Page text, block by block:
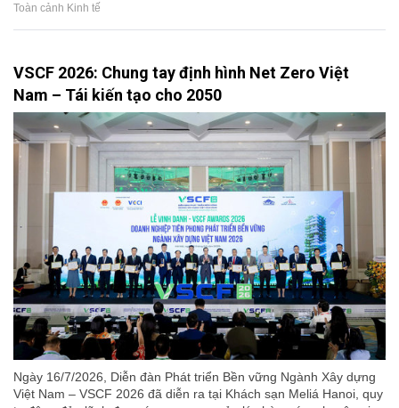
Toàn cảnh Kinh tế
VSCF 2026: Chung tay định hình Net Zero Việt
Nam – Tái kiến tạo cho 2050
Ngày 16/7/2026, Diễn đàn Phát triển Bền vững Ngành Xây dựng
Việt Nam – VSCF 2026 đã diễn ra tại Khách sạn Meliá Hanoi, quy